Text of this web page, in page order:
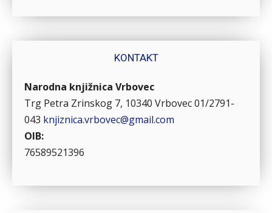
KONTAKT
Narodna knjižnica Vrbovec
Trg Petra Zrinskog 7, 10340 Vrbovec01/2791-
043 knjiznica.vrbovec@gmail.com
OIB:
76589521396